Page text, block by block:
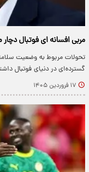
مربی افسانه ای فوتبال
تحولات مربوط به وضعیت
گسترده‌ای در دنیای فوتبال
۱۷ فروردین ۱۴۰۵